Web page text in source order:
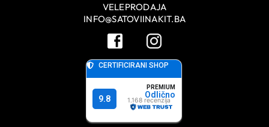
VELEPRODAJA
INFO@SATOVIINAKIT.BA